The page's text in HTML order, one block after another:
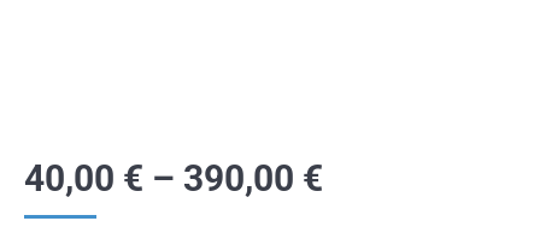
40,00 € – 390,00 €